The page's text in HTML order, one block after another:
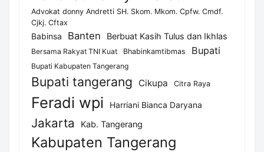
Advokat donny Andretti SH. Skom. Mkom. Cpfw. Cmdf.
Cjkj. Cftax
Babinsa Banten Berbuat Kasih Tulus dan Ikhlas
Bersama Rakyat TNI Kuat Bhabinkamtibmas Bupati
Bupati Kabupaten Tangerang
Bupati tangerang Cikupa Citra Raya
Feradi wpi Harriani Bianca Daryana
Jakarta Kab. Tangerang
Kabupaten Tangerang